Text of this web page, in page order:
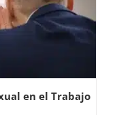
en el Trabajo